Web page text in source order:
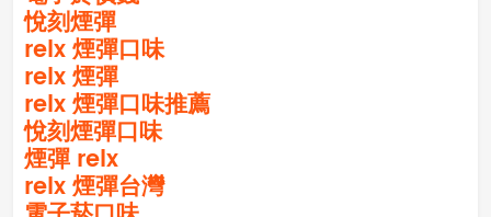
悅刻煙彈
relx 煙彈口味
relx 煙彈
relx 煙彈口味推薦
悅刻煙彈口味
煙彈 relx
relx 煙彈台灣